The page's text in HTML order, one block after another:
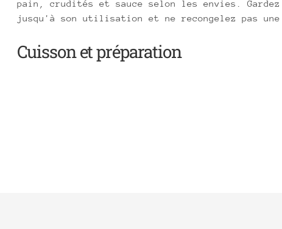
pain, crudités et sauce selon les envies.
jusqu'à son utilisation et ne recongelez pas une
Cuisson et préparation